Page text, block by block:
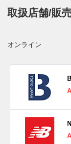
のレザーのコンビ
定。価格は$210。
UPDATE
日本国内では
第、スニーカー
取扱店舗/販
オンライン